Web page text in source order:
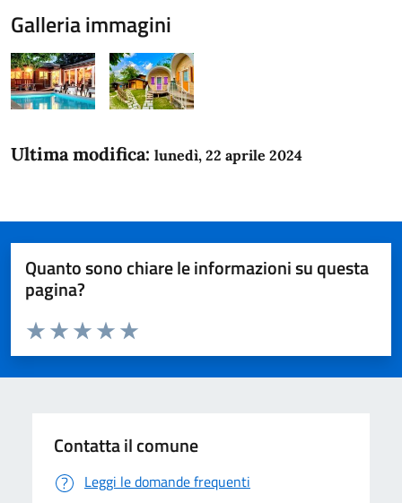
Galleria immagini
Ultima modifica: lunedì, 22 aprile 2024
Quanto sono chiare le informazioni su questa
pagina?
Domanda
Valuta da 1 a 5 stelle la pagina
Valuta 5 stelle su 5
Valuta 4 stelle su 5
Valuta 3 stelle su 5
Valuta 2 stelle su 5
Valuta 1 stelle su 5
Contatta il comune
Leggi le domande frequenti